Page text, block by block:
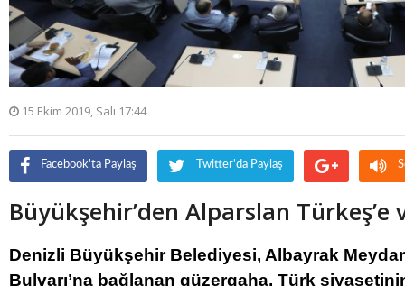
15 Ekim 2019, Salı 17:44
Facebook'ta Paylaş Twitter'da Paylaş
Büyükşehir’den Alparslan Türkeş’e
Denizli Büyükşehir Belediyesi, Albayrak
Bulvarı’na bağlanan güzergaha, Türk